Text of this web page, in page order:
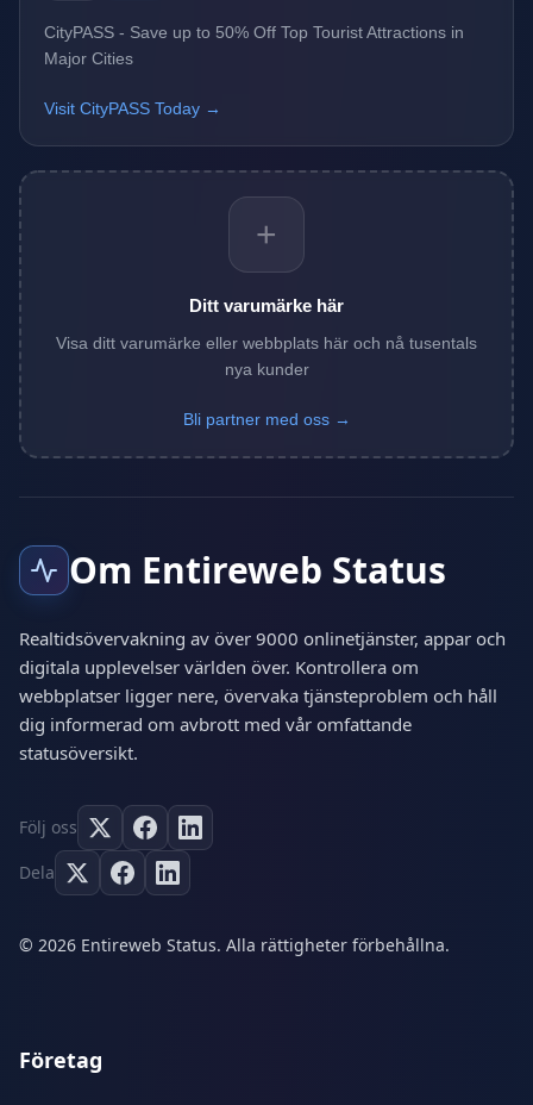
CityPASS - Save up to 50% Off Top Tourist Attractions in
Major Cities
Visit CityPASS Today →
+
Ditt varumärke här
Visa ditt varumärke eller webbplats här och nå tusentals
nya kunder
Bli partner med oss →
Om Entireweb Status
Realtidsövervakning av över 9000 onlinetjänster, appar och
digitala upplevelser världen över. Kontrollera om
webbplatser ligger nere, övervaka tjänsteproblem och håll
dig informerad om avbrott med vår omfattande
statusöversikt.
Följ oss
Dela
© 2026 Entireweb Status. Alla rättigheter förbehållna.
Företag